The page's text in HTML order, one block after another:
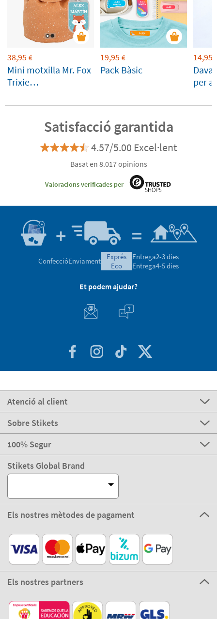
38,95 €
Mini motxilla Mr. Fox
Trixie
19,95 €
Pack Bàsic
14,95
per a
Satisfacció garantida
4.57/5.00 Excel·lent
Basat en 8.017 opinions
Valoracions verificades per
ConfeccióEnviament
exprés
eco
Entrega2-3 dies
Entrega4-5 dies
Et podem ajudar?
Atenció al client
Sobre Stikets
100% Segur
Stikets Global Brand
Els nostres mètodes de pagament
Els nostres partners